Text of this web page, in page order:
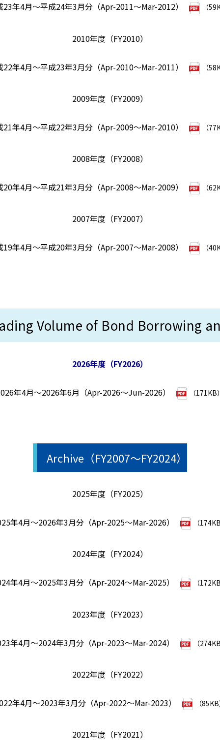
23年4月～平成24年3月分（Apr-2011～Mar-2012） （
2010年度（FY2010）
22年4月～平成23年3月分（Apr-2010～Mar-2011） （
2009年度（FY2009）
21年4月～平成22年3月分（Apr-2009～Mar-2010） （
2008年度（FY2008）
20年4月～平成21年3月分（Apr-2008～Mar-2009） （
2007年度（FY2007）
19年4月～平成20年3月分（Apr-2007～Mar-2008） （
Volume of Bond Borrowing
2026年度（FY2026）
年4月～2026年6月（Apr-2026～Jun-2026） （171KB
Archive（FY2007～FY2024）
2025年度（FY2025）
年4月～2026年3月分（Apr-2025～Mar-2026） （
2024年度（FY2024）
年4月～2025年3月分（Apr-2024～Mar-2025） （
2023年度（FY2023）
年4月～2024年3月分（Apr-2023～Mar-2024） （
2022年度（FY2022）
年4月～2023年3月分（Apr-2022～Mar-2023） （
2021年度（FY2021）